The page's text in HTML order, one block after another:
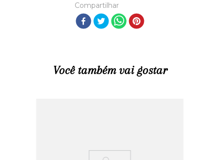
Compartilhar
Você também vai gostar